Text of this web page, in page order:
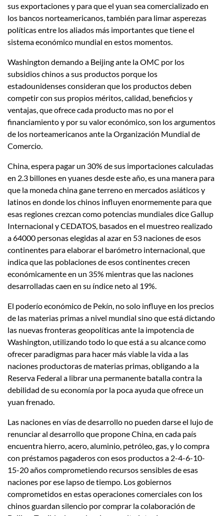
sus exportaciones y para que el yuan sea comercializado en
los bancos norteamericanos, también para limar asperezas
políticas entre los aliados más importantes que tiene el
sistema económico mundial en estos momentos.
Washington demando a Beijing ante la OMC por los
subsidios chinos a sus productos porque los
estadounidenses consideran que los productos deben
competir con sus propios méritos, calidad, beneficios y
ventajas, que ofrece cada producto mas no por el
financiamiento y por su valor económico, son los argumentos
de los norteamericanos ante la Organización Mundial de
Comercio.
China, espera pagar un 30% de sus importaciones calculadas
en 2.3 billones en yuanes desde este año, es una manera para
que la moneda china gane terreno en mercados asiáticos y
latinos en donde los chinos influyen enormemente para que
esas regiones crezcan como potencias mundiales dice Gallup
Internacional y CEDATOS, basados en el muestreo realizado
a 64000 personas elegidas al azar en 53 naciones de esos
continentes para elaborar el barómetro internacional, que
indica que las poblaciones de esos continentes crecen
económicamente en un 35% mientras que las naciones
desarrolladas caen en su índice neto al 19%.
El poderío económico de Pekín, no solo influye en los precios
de las materias primas a nivel mundial sino que está dictando
las nuevas fronteras geopolíticas ante la impotencia de
Washington, utilizando todo lo que está a su alcance como
ofrecer paradigmas para hacer más viable la vida a las
naciones productoras de materias primas, obligando a la
Reserva Federal a librar una permanente batalla contra la
debilidad de su economía por la poca ayuda que ofrece un
yuan frenado.
Las naciones en vías de desarrollo no pueden darse el lujo de
renunciar al desarrollo que propone China, en cada país
encuentra hierro, acero, aluminio, petróleo, gas, y lo compra
con préstamos pagaderos con esos productos a 2-4-6-10-
15-20 años comprometiendo recursos sensibles de esas
naciones por ese lapso de tiempo. Los gobiernos
comprometidos en estas operaciones comerciales con los
chinos guardan silencio por comprar la colaboración de